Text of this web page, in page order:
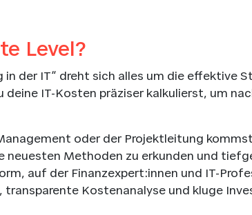
Level?
in der IT“ dreht sich alles um die effektive
IT-Kosten präziser kalkulierst, um
oder der Projektleitung
neuesten Methoden zu erkunden und
auf der Finanzexpert:innen und IT-
Kostenanalyse und kluge